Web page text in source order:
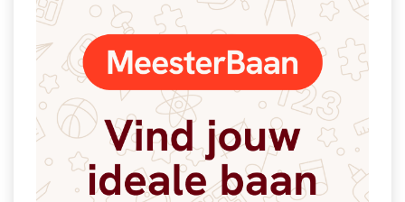
Kerstfeest
Kinderboekenweek
Kleurplaten
Mediawijsheid
Nieuws
Onderwijsprijs
Verzorging
MEER...
AI voor het onderwijs
Kruiswoordpuzzels
Onderwijslonen